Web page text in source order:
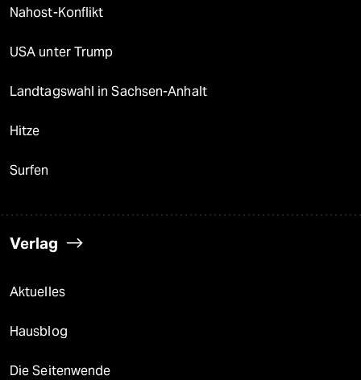
Nahost-Konflikt
USA unter Trump
Landtagswahl in Sachsen-Anhalt
Hitze
Surfen
Verlag
Aktuelles
Hausblog
Die Seitenwende